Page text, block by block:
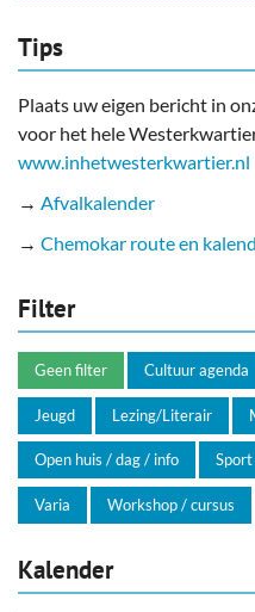
Tips
Plaats uw eigen bericht in
voor het hele
www.inhetwesterkwartier.nl
→ Afvalkalender
→ Chemokar route en
Filter
Geen filter Cultuur agenda
Jeugd Lezing/Literair
Open huis / dag / info Sport
Varia Workshop / cursus
Kalender